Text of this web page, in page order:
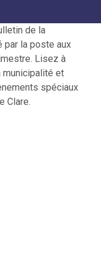
de la
par la poste aux
Lisez à
et
spéciaux
Clare.